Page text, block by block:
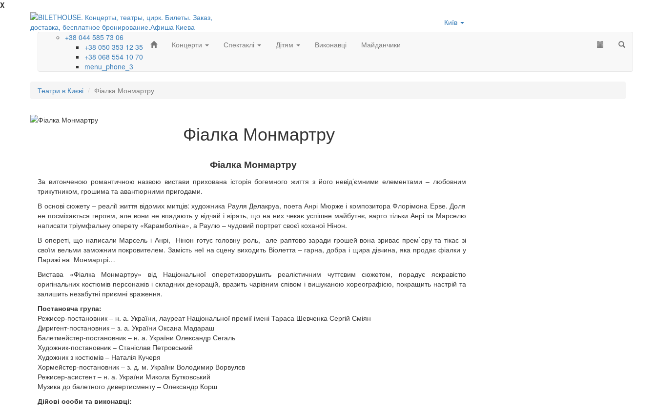
X
Київ
+38 044 585 73 06
+38 050 353 12 35
+38 068 554 10 70
menu_phone_3
Концерти Спектаклі Дітям Виконавці Майданчики
Театри в Києві Фіалка Монмартру
Фіалка Монмартру
Фіалка Монмартру
За витонченою романтичною назвою вистави прихована історія богемного життя з його невід’ємними елементами – любовним
трикутником, грошима та авантюрними пригодами.
В основі сюжету – реалії життя відомих митців: художника Рауля Делакруа, поета Анрі Мюрже і композитора Флорімона Ерве. Доля
не посміхається героям, але вони не впадають у відчай і вірять, що на них чекає успішне майбутнє, варто тільки Анрі та Марселю
написати тріумфальну оперету «Карамболіна», а Раулю – чудовий портрет своєї коханої Нінон.
В опереті, що написали Марсель і Анрі, Нінон готує головну роль, але раптово заради грошей вона зриває прем`єру та тікає зі
своїм вельми заможним покровителем. Замість неї на сцену виходить Віолетта – гарна, добра і щира дівчина, яка продає фіалки у
Парижі на Монмартрі…
Вистава «Фіалка Монмартру» від Національної оперетизворушить реалістичним чуттєвим сюжетом, порадує яскравістю
оригінальних костюмів персонажів і складних декорацій, вразить чарівним співом і вишуканою хореографією, покращить настрій та
залишить незабутні приємні враження.
Постановча група:
Режисер-постановник – н. а. України, лауреат Національної премії імені Тараса Шевченка Сергій Сміян
Диригент-постановник – з. а. України Оксана Мадараш
Балетмейстер-постановник – н. а. України Олександр Сегаль
Художник-постановник – Станіслав Петровський
Художник з костюмів – Наталія Кучеря
Хормейстер-постановник – з. д. м. України Володимир Ворвулєв
Режисер-асистент – н. а. України Микола Бутковський
Музика до балетного дивертисменту – Олександр Корш
Дійові особи та виконавці: